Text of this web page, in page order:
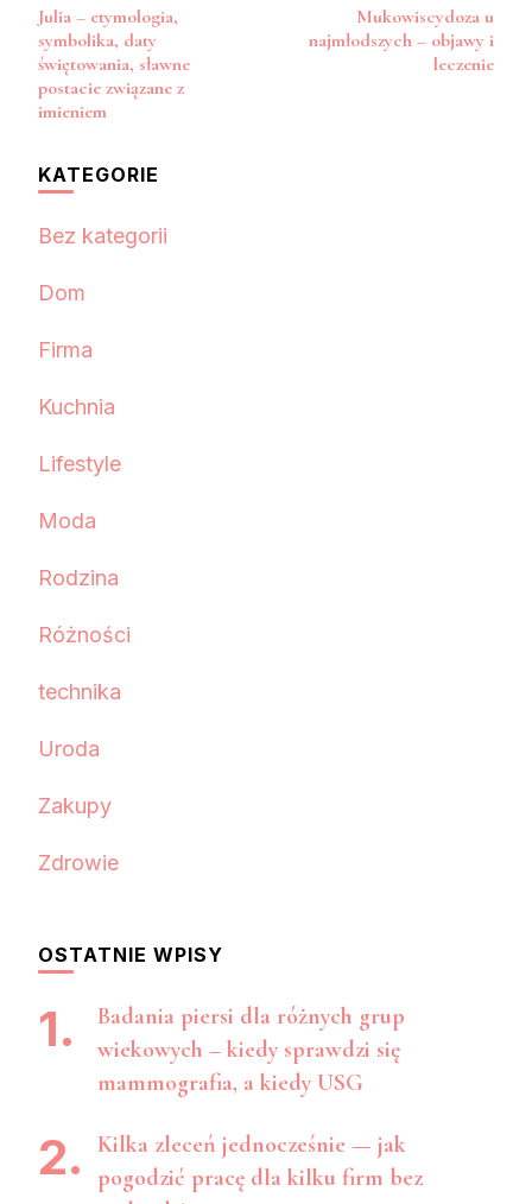
wpisu
Julia – etymologia,
symbolika, daty
świętowania, sławne
postacie związane z
imieniem
Mukowiscydoza u
najmłodszych – objawy i
leczenie
KATEGORIE
Bez kategorii
Dom
Firma
Kuchnia
Lifestyle
Moda
Rodzina
Różności
technika
Uroda
Zakupy
Zdrowie
OSTATNIE WPISY
Badania piersi dla różnych grup
wiekowych – kiedy sprawdzi się
mammografia, a kiedy USG
Kilka zleceń jednocześnie — jak
pogodzić pracę dla kilku firm bez